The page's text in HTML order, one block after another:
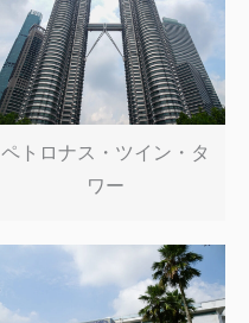
ペトロナス・ツイン・タ
ワー